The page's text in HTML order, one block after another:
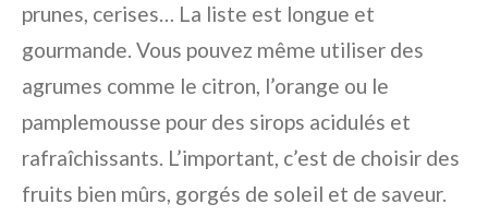
prunes, cerises… La liste est longue et
gourmande. Vous pouvez même utiliser des
agrumes comme le citron, l’orange ou le
pamplemousse pour des sirops acidulés et
rafraîchissants. L’important, c’est de choisir des
fruits bien mûrs, gorgés de soleil et de saveur.